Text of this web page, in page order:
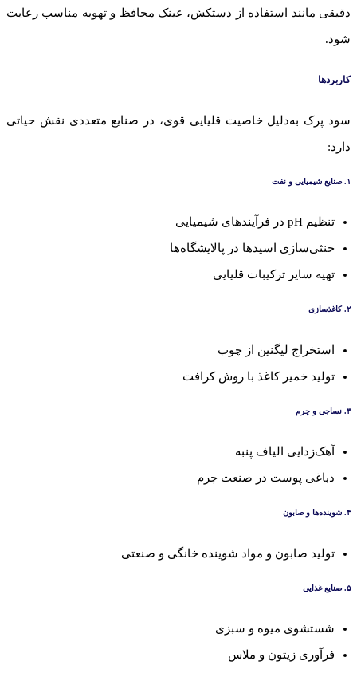
دقیقی مانند استفاده از دستکش، عینک محافظ و تهویه مناسب رعایت
شود.
کاربردها
سود پرک به‌دلیل خاصیت قلیایی قوی، در صنایع متعددی نقش حیاتی
دارد:
۱. صنایع شیمیایی و نفت
تنظیم pH در فرآیندهای شیمیایی
خنثی‌سازی اسیدها در پالایشگاه‌ها
تهیه سایر ترکیبات قلیایی
۲. کاغذسازی
استخراج لیگنین از چوب
تولید خمیر کاغذ با روش کرافت
۳. نساجی و چرم
آهک‌زدایی الیاف پنبه
دباغی پوست در صنعت چرم
۴. شوینده‌ها و صابون
تولید صابون و مواد شوینده خانگی و صنعتی
۵. صنایع غذایی
شستشوی میوه و سبزی
فرآوری زیتون و ملاس